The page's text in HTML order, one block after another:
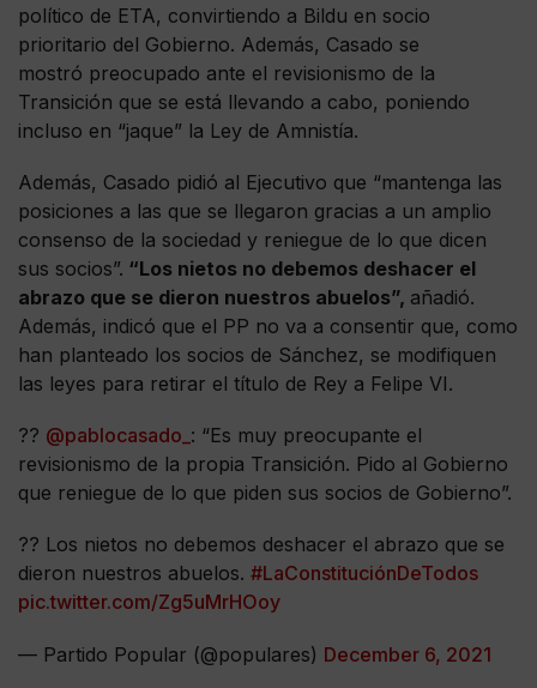
político de ETA, convirtiendo a Bildu en socio
prioritario del Gobierno. Además, Casado se
mostró preocupado ante el revisionismo de la
Transición que se está llevando a cabo, poniendo
incluso en “jaque” la Ley de Amnistía.
Además, Casado pidió al Ejecutivo que “mantenga las
posiciones a las que se llegaron gracias a un amplio
consenso de la sociedad y reniegue de lo que dicen
sus socios”. “Los nietos no debemos deshacer el
abrazo que se dieron nuestros abuelos”, añadió.
Además, indicó que el PP no va a consentir que, como
han planteado los socios de Sánchez, se modifiquen
las leyes para retirar el título de Rey a Felipe VI.
?? @pablocasado_ : “Es muy preocupante el
revisionismo de la propia Transición. Pido al Gobierno
que reniegue de lo que piden sus socios de Gobierno”.
?? Los nietos no debemos deshacer el abrazo que se
dieron nuestros abuelos. #LaConstituciónDeTodos
pic.twitter.com/Zg5uMrHOoy
— Partido Popular (@populares) December 6, 2021